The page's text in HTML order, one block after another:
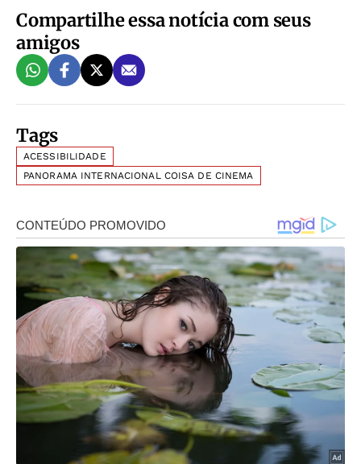
Compartilhe essa notícia com seus
amigos
Tags
ACESSIBILIDADE
PANORAMA INTERNACIONAL COISA DE CINEMA